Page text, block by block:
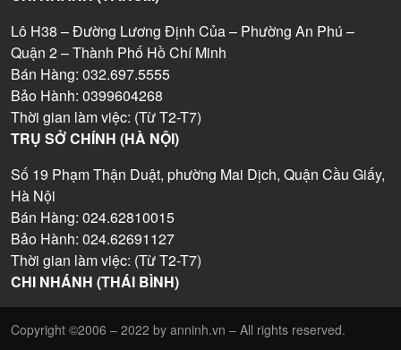
Lô H38 – Đường Lương Định Của – Phường An Phú –
Quận 2 – Thành Phố Hồ Chí Minh
Bán Hàng: 032.697.5555
Bảo Hành: 0399604268
Thời gian làm việc: (Từ T2-T7)
TRỤ SỞ CHÍNH (HÀ NỘI)
Số 19 Phạm Thận Duật, phường Mai Dịch, Quận Cầu Giấy,
Hà Nội
Bán Hàng: 024.62810015
Bảo Hành: 024.62691127
Thời gian làm việc: (Từ T2-T7)
CHI NHÁNH (THÁI BÌNH)
Copyright ©2006 – 2022 by anninh.vn – All rights reserved.